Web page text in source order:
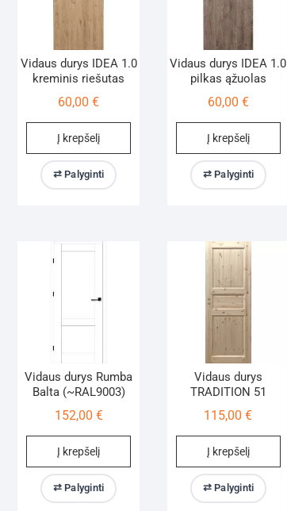
Vidaus durys IDEA 1.0
kreminis riešutas
60,00€
Į krepšelį
⇄ Palyginti
Vidaus durys IDEA 1.0
pilkas ąžuolas
60,00 €
Į krepšelį
⇄ Palyginti
Vidaus durys Rumba
Balta (~RAL9003)
152,00 €
Į krepšelį
⇄ Palyginti
Vidaus durys
TRADITION 51
115,00€
Į krepšelį
⇄ Palyginti